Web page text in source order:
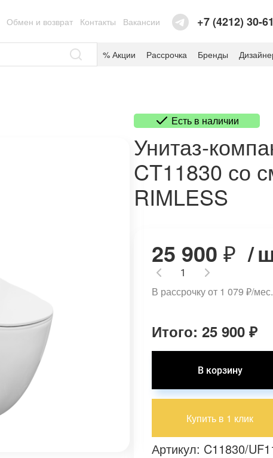
Обмен и возврат Контакты Вакансии +7 (4212) 30-
% Акции Рассрочка Бренды
Есть в наличии
Унитаз-
CT11830 со
RIMLESS
25 900 ₽ /
В рассрочку от 1 079 ₽/мес.
Итого: 25 900 ₽
Купить в 1 клик
Артикул: C11830/